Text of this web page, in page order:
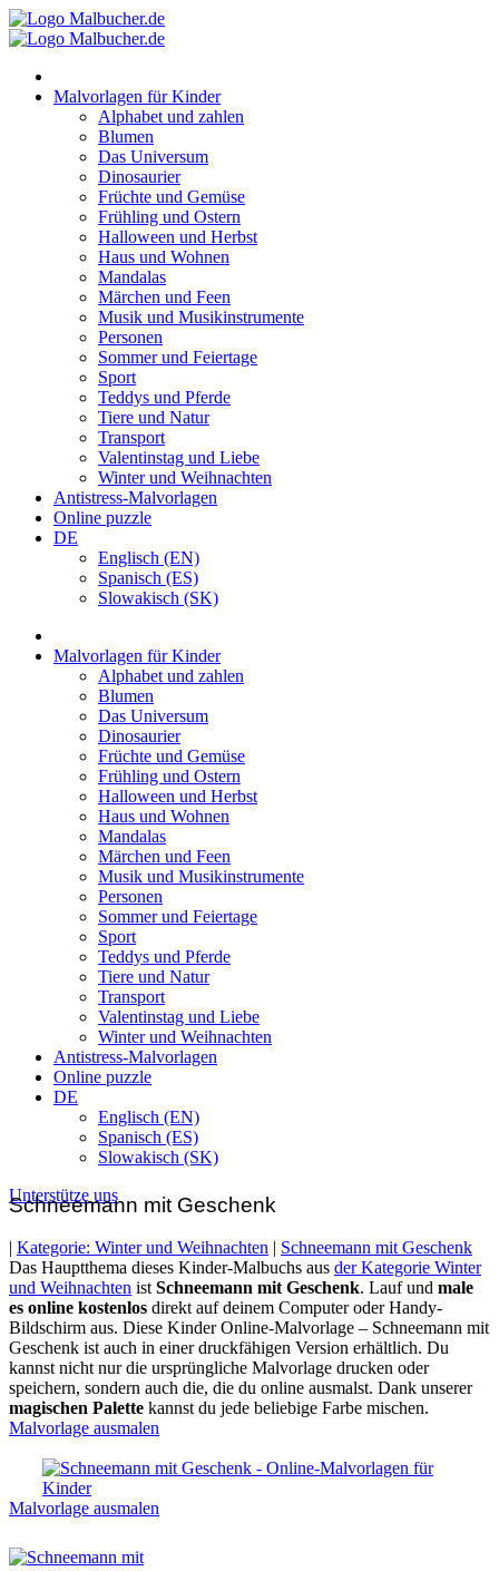
Zum
Inhalt
Malvorlagen für Kinder
Alphabet und zahlen
Blumen
Das Universum
Dinosaurier
Früchte und Gemüse
Frühling und Ostern
Halloween und Herbst
Haus und Wohnen
Mandalas
Märchen und Feen
Musik und Musikinstrumente
Personen
Sommer und Feiertage
Sport
Teddys und Pferde
Tiere und Natur
Transport
Valentinstag und Liebe
Winter und Weihnachten
Antistress-Malvorlagen
Online puzzle
DE
Englisch (EN)
Spanisch (ES)
Slowakisch (SK)
Malvorlagen für Kinder
Alphabet und zahlen
Blumen
Das Universum
Dinosaurier
Früchte und Gemüse
Frühling und Ostern
Halloween und Herbst
Haus und Wohnen
Mandalas
Märchen und Feen
Musik und Musikinstrumente
Personen
Sommer und Feiertage
Sport
Teddys und Pferde
Tiere und Natur
Transport
Valentinstag und Liebe
Winter und Weihnachten
Antistress-Malvorlagen
Online puzzle
DE
Englisch (EN)
Spanisch (ES)
Slowakisch (SK)
Unterstütze uns
Schneemann mit Geschenk
| Kategorie: Winter und Weihnachten | Schneemann mit Geschenk
Das Hauptthema dieses Kinder-Malbuchs aus der Kategorie Winter
und Weihnachten istSchneemann mit Geschenk. Lauf und male
es online kostenlos direkt auf deinem Computer oder Handy-
Bildschirm aus. Diese Kinder Online-Malvorlage – Schneemann mit
Geschenk ist auch in einer druckfähigen Version erhältlich. Du
kannst nicht nur die ursprüngliche Malvorlage drucken oder
speichern, sondern auch die, die du online ausmalst. Dank unserer
magischen Palette kannst du jede beliebige Farbe mischen.
Malvorlage ausmalen
Malvorlage ausmalen